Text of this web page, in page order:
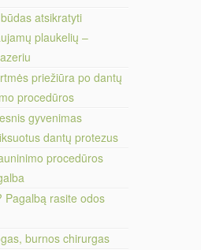
atsikratyti
plaukelių –
priežiūra po dantų
procedūros
gyvenimas
dantų protezus
procedūros
Pagalbą rasite odos
burnos chirurgas